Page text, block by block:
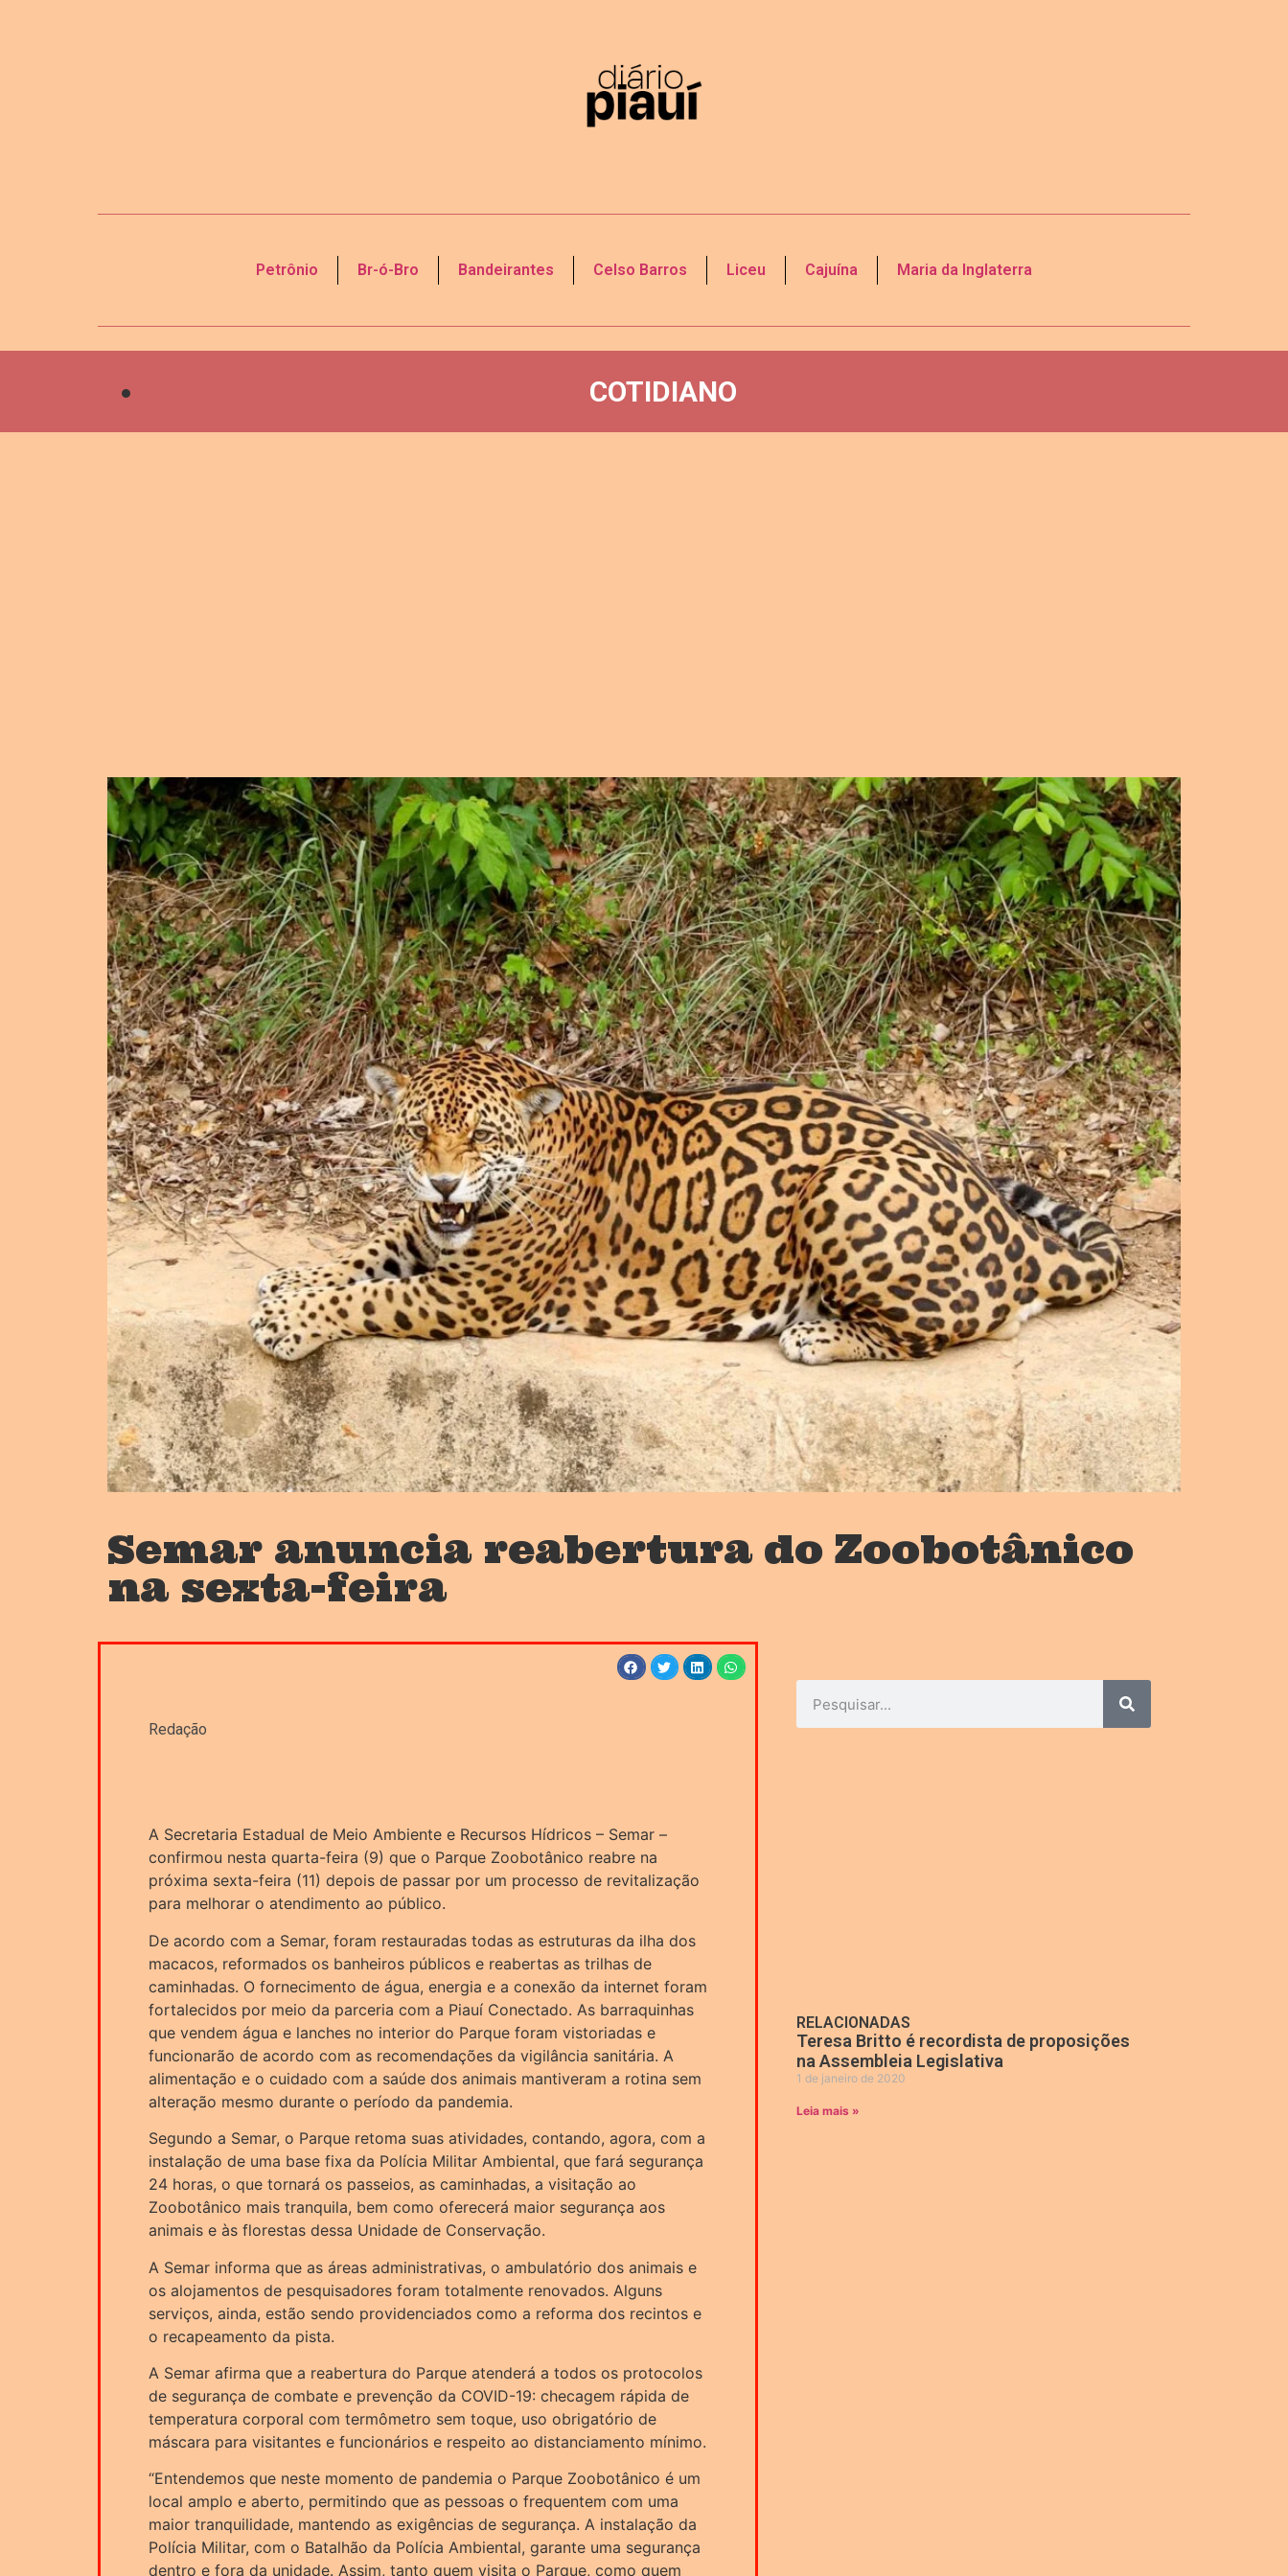
Petrônio Br-ó-Bro Bandeirantes Celso Barros Liceu Cajuína Maria da Inglaterra
COTIDIANO
Semar anuncia reabertura do Zoobotânico
na sexta-feira
Redação
A Secretaria Estadual de Meio Ambiente e Recursos Hídricos – Semar –
confirmou nesta quarta-feira (9) que o Parque Zoobotânico reabre na
próxima sexta-feira (11) depois de passar por um processo de revitalização
para melhorar o atendimento ao público.
De acordo com a Semar, foram restauradas todas as estruturas da ilha dos
macacos, reformados os banheiros públicos e reabertas as trilhas de
caminhadas. O fornecimento de água, energia e a conexão da internet foram
fortalecidos por meio da parceria com a Piauí Conectado. As barraquinhas
que vendem água e lanches no interior do Parque foram vistoriadas e
funcionarão de acordo com as recomendações da vigilância sanitária. A
alimentação e o cuidado com a saúde dos animais mantiveram a rotina sem
alteração mesmo durante o período da pandemia.
Segundo a Semar, o Parque retoma suas atividades, contando, agora, com a
instalação de uma base fixa da Polícia Militar Ambiental, que fará segurança
24 horas, o que tornará os passeios, as caminhadas, a visitação ao
Zoobotânico mais tranquila, bem como oferecerá maior segurança aos
animais e às florestas dessa Unidade de Conservação.
A Semar informa que as áreas administrativas, o ambulatório dos animais e
os alojamentos de pesquisadores foram totalmente renovados. Alguns
serviços, ainda, estão sendo providenciados como a reforma dos recintos e
o recapeamento da pista.
A Semar afirma que a reabertura do Parque atenderá a todos os protocolos
de segurança de combate e prevenção da COVID-19: checagem rápida de
temperatura corporal com termômetro sem toque, uso obrigatório de
máscara para visitantes e funcionários e respeito ao distanciamento mínimo.
“Entendemos que neste momento de pandemia o Parque Zoobotânico é um
local amplo e aberto, permitindo que as pessoas o frequentem com uma
maior tranquilidade, mantendo as exigências de segurança. A instalação da
Polícia Militar, com o Batalhão da Polícia Ambiental, garante uma segurança
dentro e fora da unidade. Assim, tanto quem visita o Parque, como quem
RELACIONADAS
Teresa Britto é recordista de proposições
na Assembleia Legislativa
1 de janeiro de 2020
Leia mais »